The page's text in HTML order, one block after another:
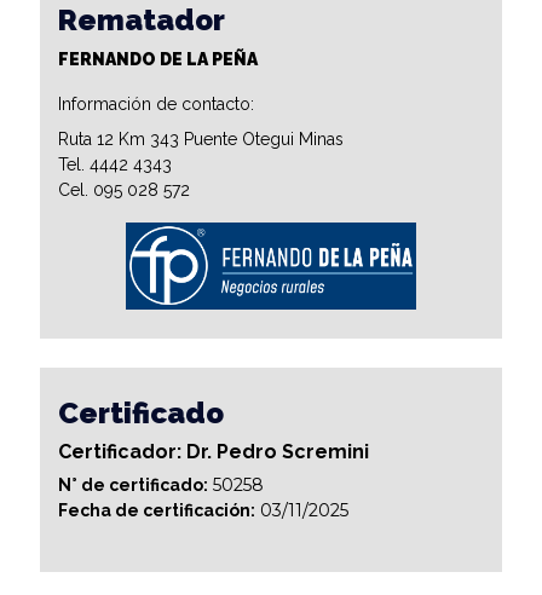
Rematador
FERNANDO DE LA PEÑA
Información de contacto:
Ruta 12 Km 343 Puente Otegui Minas
Tel. 4442 4343
Cel. 095 028 572
Certificado
Certificador: Dr. Pedro Scremini
N° de certificado: 50258
Fecha de certificación: 03/11/2025